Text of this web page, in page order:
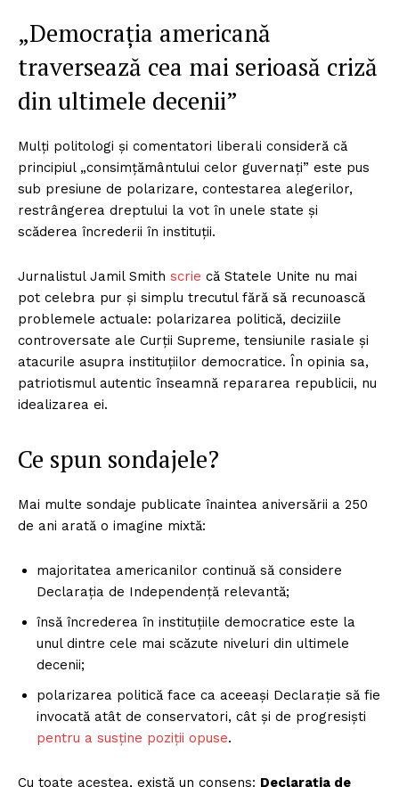
„Democrația americană
traversează cea mai serioasă criză
din ultimele decenii”
Mulți politologi și comentatori liberali consideră că
principiul „consimțământului celor guvernați” este pus
sub presiune de polarizare, contestarea alegerilor,
restrângerea dreptului la vot în unele state și
scăderea încrederii în instituții.
Jurnalistul Jamil Smith scrie că Statele Unite nu mai
pot celebra pur și simplu trecutul fără să recunoască
problemele actuale: polarizarea politică, deciziile
controversate ale Curții Supreme, tensiunile rasiale și
atacurile asupra instituțiilor democratice. În opinia sa,
patriotismul autentic înseamnă repararea republicii, nu
idealizarea ei.
Ce spun sondajele?
Mai multe sondaje publicate înaintea aniversării a 250
de ani arată o imagine mixtă:
majoritatea americanilor continuă să considere
Declarația de Independență relevantă;
însă încrederea în instituțiile democratice este la
unul dintre cele mai scăzute niveluri din ultimele
decenii;
polarizarea politică face ca aceeași Declarație să fie
invocată atât de conservatori, cât și de progresiști
pentru a susține poziții opuse.
Cu toate acestea, există un consens: Declarația de